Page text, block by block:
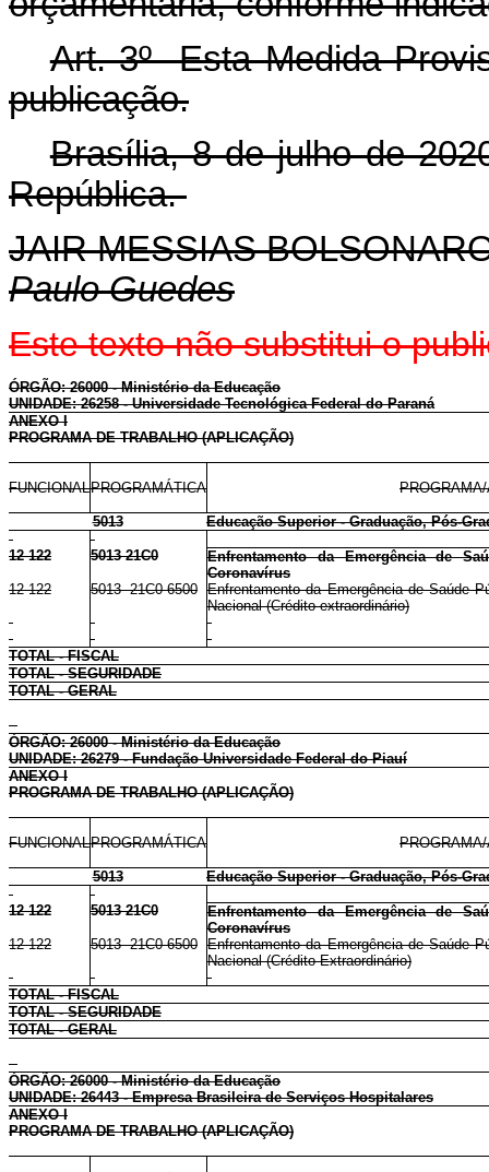
Art. 3º Esta Medida
publicação.
Brasília, 8 de julho de
República.
JAIR MESSIAS
Paulo Guedes
Este texto não substitui o
ÓRGÃO: 26000 - Ministério da Educação
UNIDADE: 26258 - Universidade Tecnológica Federal do Paraná
ANEXO I
PROGRAMA DE TRABALHO (APLICAÇÃO)
FUNCIONALPROGRAMÁTICA
5013 Educação Superior - Graduação, Pós-
12 122 5013 21C0
Enfrentamento da Emergência de
Coronavírus
12 122
5013 21C0 6500 Enfrentamento da Emergência de Saúde
Nacional (Crédito extraordinário)
TOTAL - FISCAL
TOTAL - SEGURIDADE
TOTAL - GERAL
ÓRGÃO: 26000 - Ministério da Educação
UNIDADE: 26279 - Fundação Universidade Federal do Piauí
ANEXO I
PROGRAMA DE TRABALHO (APLICAÇÃO)
FUNCIONALPROGRAMÁTICA
5013 Educação Superior - Graduação, Pós-
12 122 5013 21C0
Enfrentamento da Emergência de
Coronavírus
12 122
5013 21C0 6500 Enfrentamento da Emergência de Saúde
Nacional (Crédito Extraordinário)
TOTAL - FISCAL
TOTAL - SEGURIDADE
TOTAL - GERAL
ÓRGÃO: 26000 - Ministério da Educação
UNIDADE: 26443 - Empresa Brasileira de Serviços Hospitalares
ANEXO I
PROGRAMA DE TRABALHO (APLICAÇÃO)